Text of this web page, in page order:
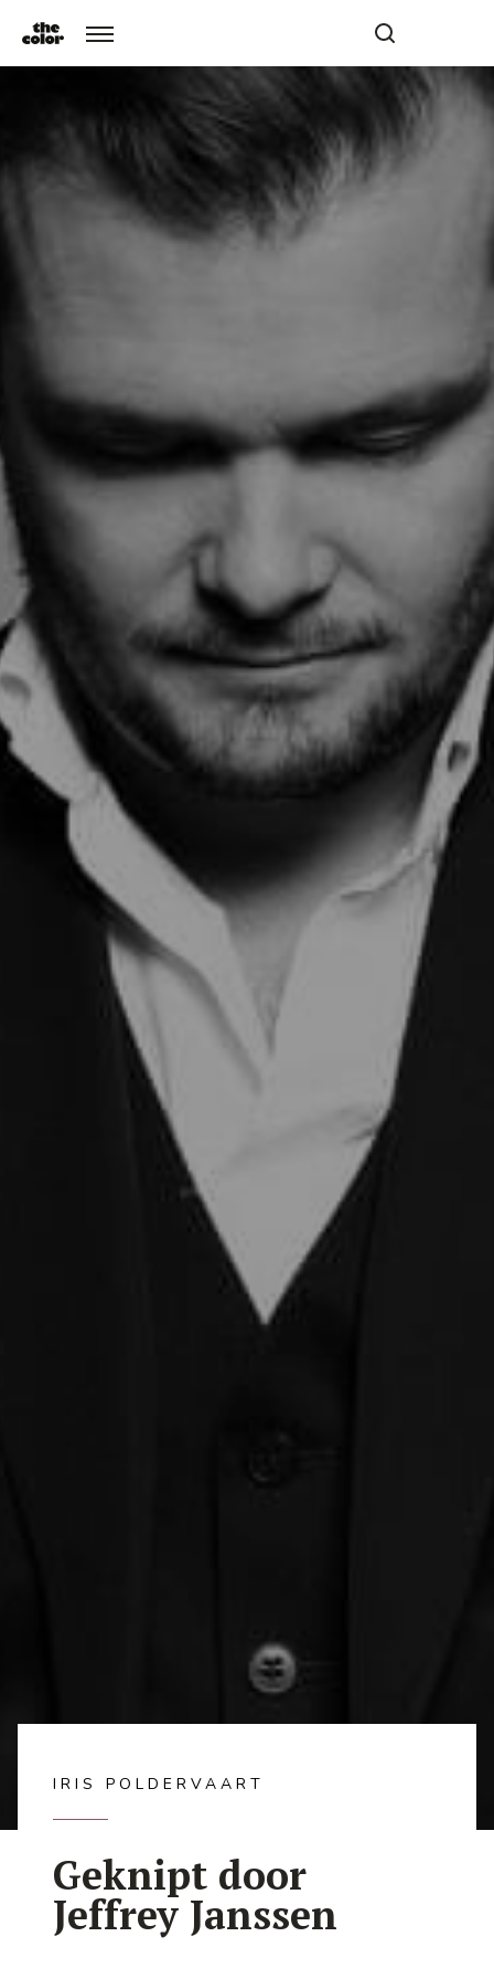
IRIS POLDERVAART
Geknipt door
Jeffrey Janssen